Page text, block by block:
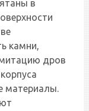
в
камни,
дров
материалы.